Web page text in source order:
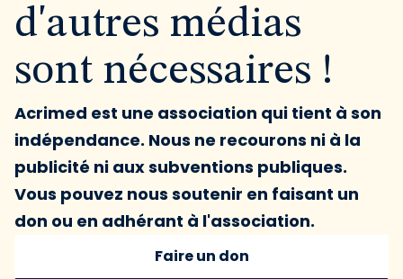
d'autres médias
sont nécessaires !
Acrimed est une association qui tient à son
indépendance. Nous ne recourons ni à la
publicité ni aux subventions publiques.
Vous pouvez nous soutenir en faisant un
don ou en adhérant à l'association.
Faire un don